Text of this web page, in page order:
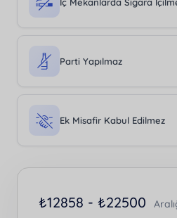
İç Mekanlarda Sigara
Parti Yapılmaz
Ek Misafir Kabul Edilmez
₺12858 - ₺22500